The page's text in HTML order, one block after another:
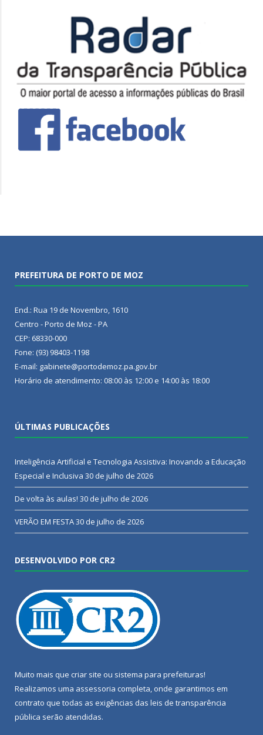
PREFEITURA DE PORTO DE MOZ
End.: Rua 19 de Novembro, 1610
Centro - Porto de Moz - PA
CEP: 68330-000
Fone: (93) 98403-1198
E-mail: gabinete@portodemoz.pa.gov.br
Horário de atendimento: 08:00 às 12:00 e 14:00 às 18:00
ÚLTIMAS PUBLICAÇÕES
Inteligência Artificial e Tecnologia Assistiva: Inovando a Educação
Especial e Inclusiva 30 de julho de 2026
De volta às aulas! 30 de julho de 2026
VERÃO EM FESTA30 de julho de 2026
DESENVOLVIDO POR CR2
Muito mais que criar site ou sistema para prefeituras!
Realizamos uma assessoria completa, onde garantimos em
contrato que todas as exigências das leis de transparência
pública serão atendidas.